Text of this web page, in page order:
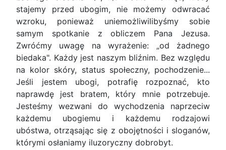
stajemy przed ubogim, nie możemy odwracać
wzroku, ponieważ uniemożliwilibyśmy sobie
samym spotkanie z obliczem Pana Jezusa.
Zwróćmy uwagę na wyrażenie: „od żadnego
biedaka". Każdy jest naszym bliźnim. Bez względu
na kolor skóry, status społeczny, pochodzenie...
Jeśli jestem ubogi, potrafię rozpoznać, kto
naprawdę jest bratem, który mnie potrzebuje.
Jesteśmy wezwani do wychodzenia naprzeciw
każdemu ubogiemu i każdemu rodzajowi
ubóstwa, otrząsając się z obojętności i sloganów,
którymi osłaniamy iluzoryczny dobrobyt.